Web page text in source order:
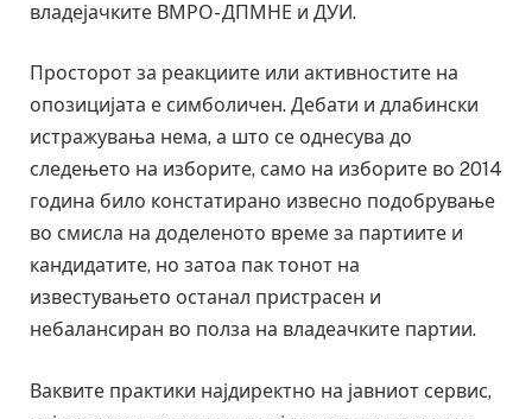
владејачките ВМРО- ДПМНЕ и ДУИ.
Просторот за реакциите или активностите на
опозицијата е симболичен. Дебати и длабински
истражувања нема, а што се однесува до
следењето на изборите, само на изборите во 2014
година било констатирано извесно подобрување
во смисла на доделеното време за партиите и
кандидатите, но затоа пак тонот на
известувањето останал пристрасен и
небалансиран во полза на владеачките партии.
Ваквите практики најдиректно на јавниот сервис,